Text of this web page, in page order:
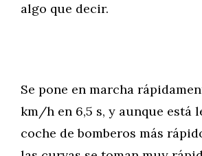
algo que decir.
Se pone en marcha
km/h en 6,5 s, y aunque está
coche de bomberos más